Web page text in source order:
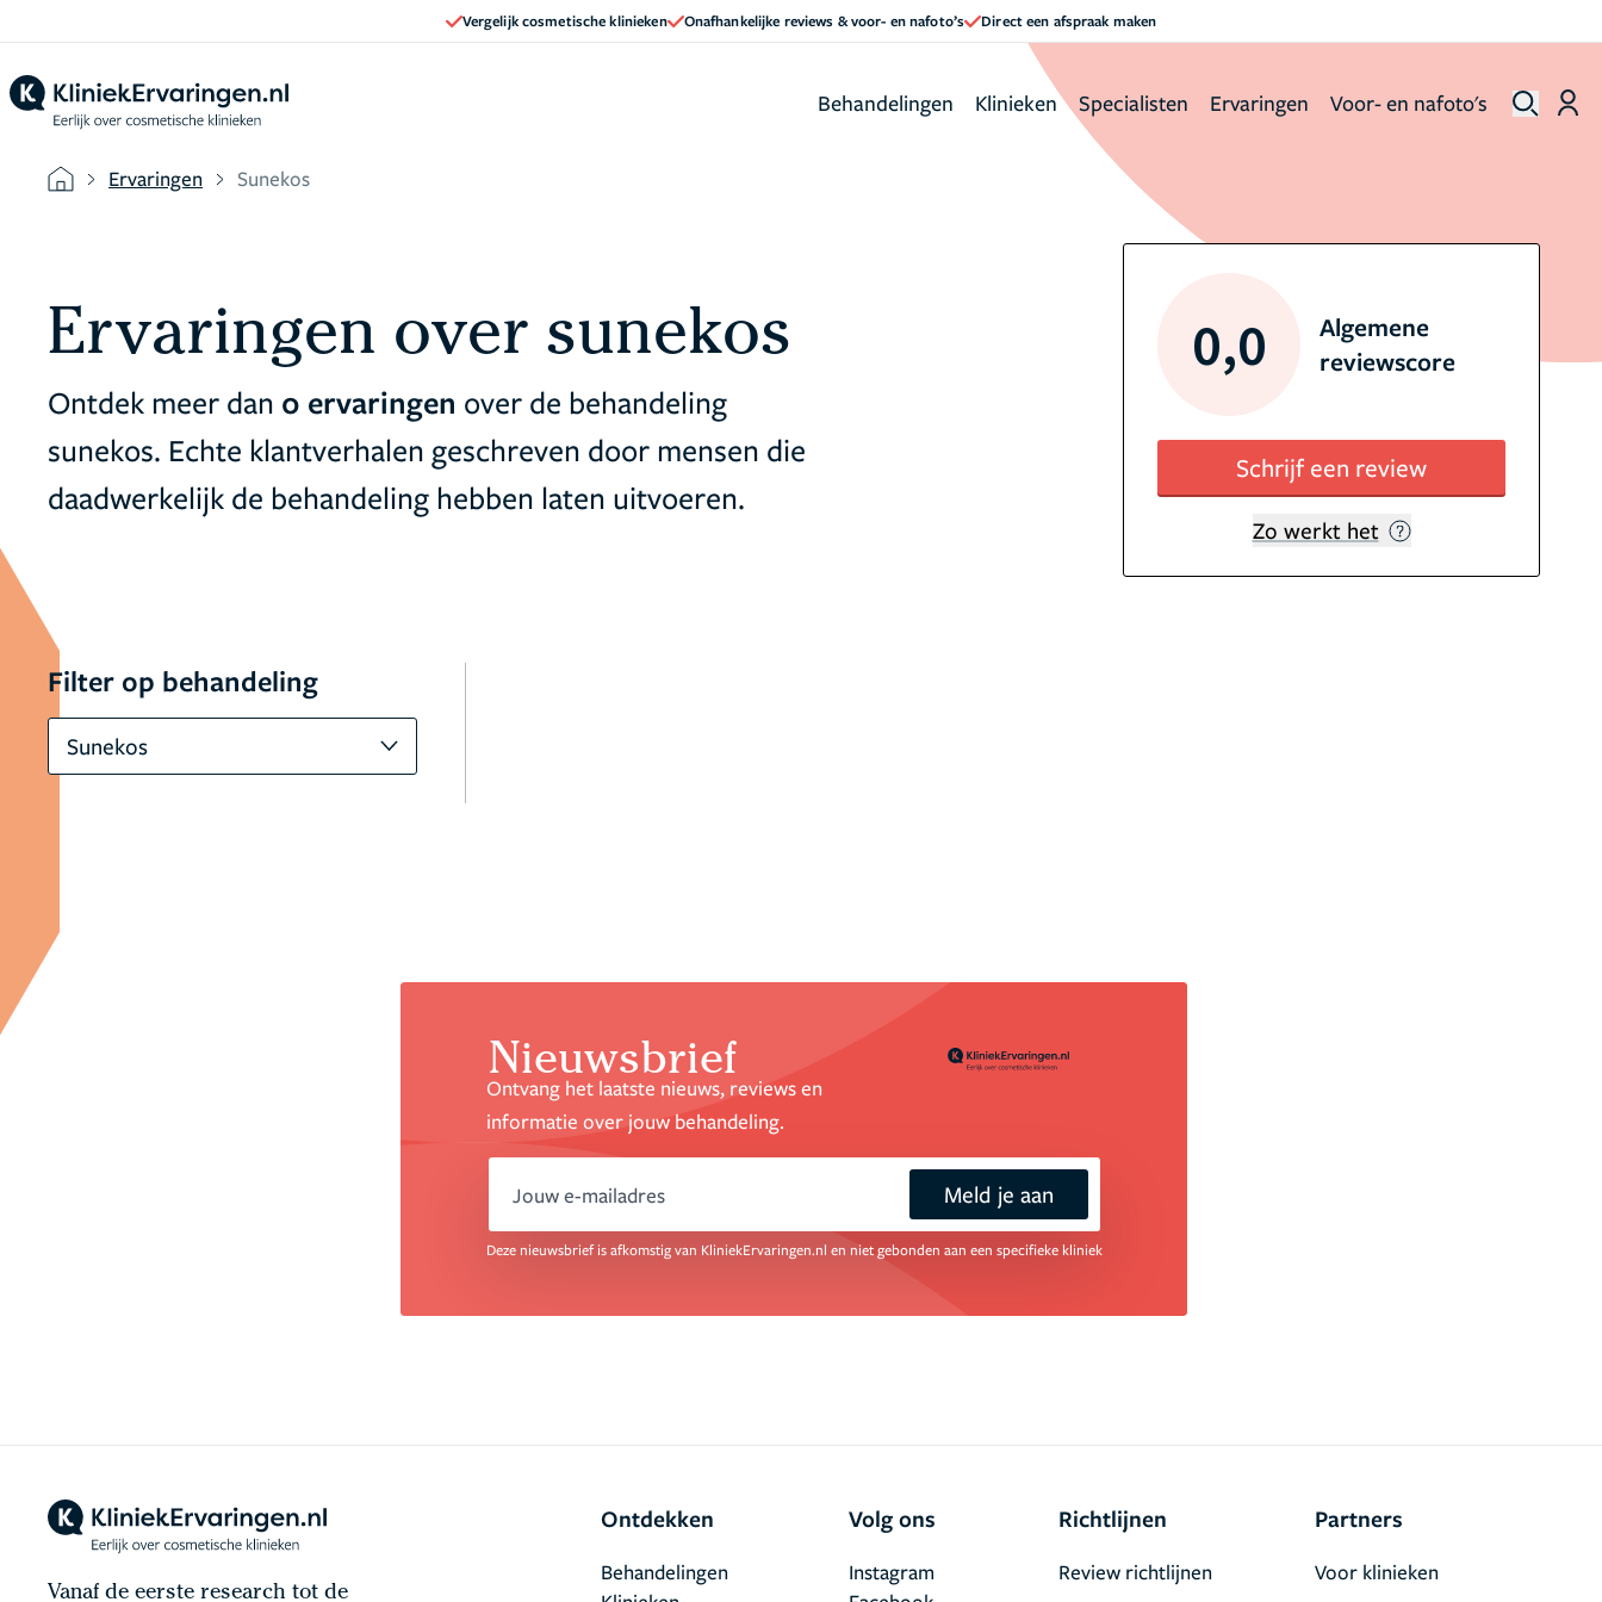
Vergelijk cosmetische klinieken Onafhankelijke reviews & voor- en nafoto’s Direct een afspraak maken
Behandelingen Klinieken Specialisten Ervaringen Voor- en nafoto's
Ervaringen Sunekos
Ervaringen over sunekos
Ontdek meer dan 0 ervaringen over de behandeling
sunekos. Echte klantverhalen geschreven door mensen die
daadwerkelijk de behandeling hebben laten uitvoeren.
0,0
Algemene
reviewscore
Schrijf een review
Zo werkt het
Filter op behandeling
Sunekos
Nieuwsbrief
Ontvang het laatste nieuws, reviews en
informatie over jouw behandeling.
email Meld je aan
Deze nieuwsbrief is afkomstig van KliniekErvaringen.nl en niet gebonden aan een specifieke kliniek
Vanaf de eerste research tot de
Ontdekken
Behandelingen
Volg ons
Instagram
Richtlijnen
Review richtlijnen
Partners
Voor klinieken